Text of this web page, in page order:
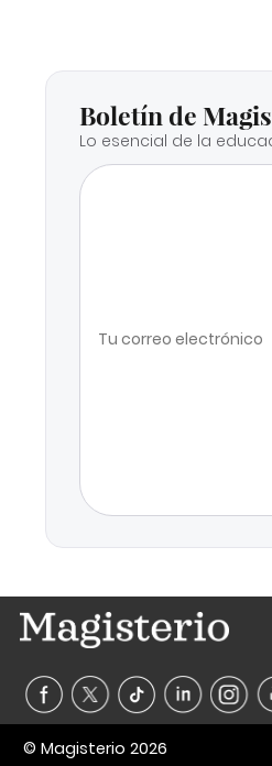
Boletín de
Lo esencial de la
© Magisterio 2026